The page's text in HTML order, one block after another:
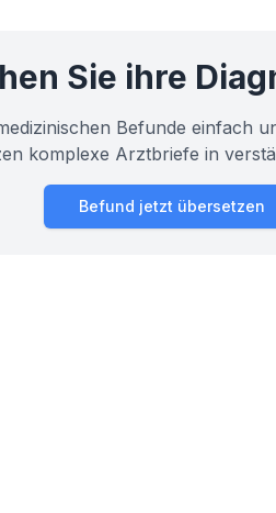
Sie ihre
Befunde einfach
komplexe Arztbriefe in
Befund jetzt übersetzen